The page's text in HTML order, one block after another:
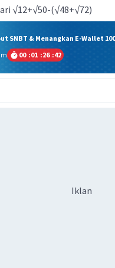
√12+√50-(√48+√72)
SNBT & Menangkan E-Wallet
00 :01 :26 :42
Iklan